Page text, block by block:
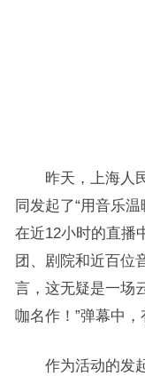
昨天，上海人民
同发起了“用音乐
在近12小时的直播
团、剧院和近百位
言，这无疑是一场
咖名作！”弹幕中，
作为活动的发起